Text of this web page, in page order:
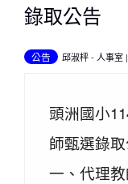
錄取公告
公告 邱淑枰- 人事室
頭洲國小
師甄選錄
一、代理